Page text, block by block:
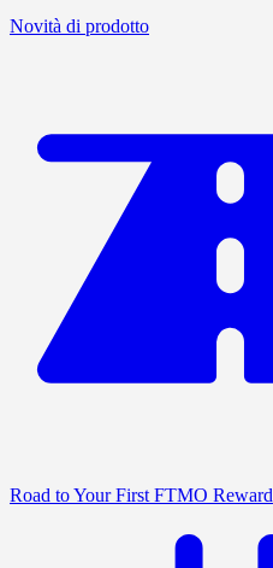
Novità di prodotto
Road to Your First FTMO Reward